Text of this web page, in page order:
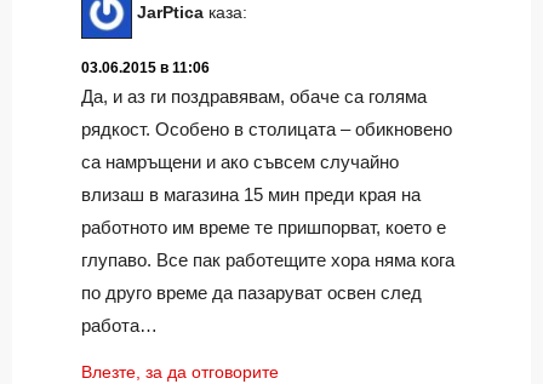
JarPtica каза:
03.06.2015 в 11:06
Да, и аз ги поздравявам, обаче са голяма
рядкост. Особено в столицата – обикновено
са намръщени и ако съвсем случайно
влизаш в магазина 15 мин преди края на
работното им време те пришпорват, което е
глупаво. Все пак работещите хора няма кога
по друго време да пазаруват освен след
работа…
Влезте, за да отговорите